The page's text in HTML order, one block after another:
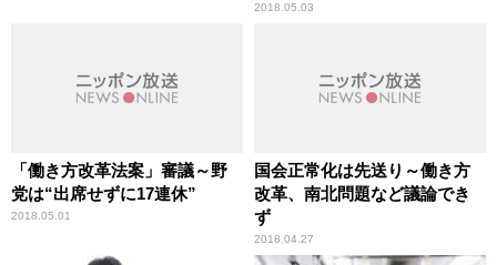
2018.05.03
「働き方改革法案」審議～野
党は“出席せずに17連休”
2018.05.01
国会正常化は先送り～働き方
改革、南北問題など議論でき
ず
2018.04.27